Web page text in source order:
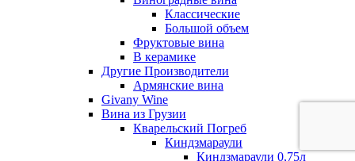
Классические
Большой объем
Фруктовые вина
В керамике
Другие Производители
Армянские вина
Givany Wine
Вина из Грузии
Кварельский Погреб
Киндзмараули
Киндзмараули 0,75л